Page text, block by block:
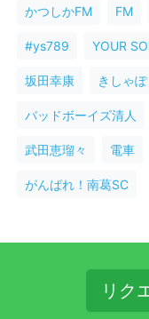
かつしかFM FM
#ys789 YOUR
坂田幸康 きしゃ
バッドボーイズ清人
武田恵瑠々 電車
がんばれ！南葛SC
リク